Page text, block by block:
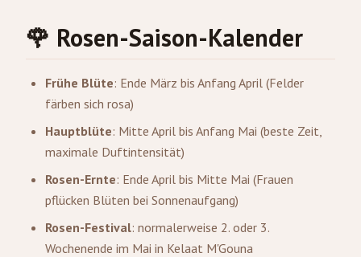
🌹 Rosen-Saison-Kalender
Frühe Blüte: Ende März bis Anfang April (Felder
färben sich rosa)
Hauptblüte: Mitte April bis Anfang Mai (beste Zeit,
maximale Duftintensität)
Rosen-Ernte: Ende April bis Mitte Mai (Frauen
pflücken Blüten bei Sonnenaufgang)
Rosen-Festival: normalerweise 2. oder 3.
Wochenende im Mai in Kelaat M'Gouna